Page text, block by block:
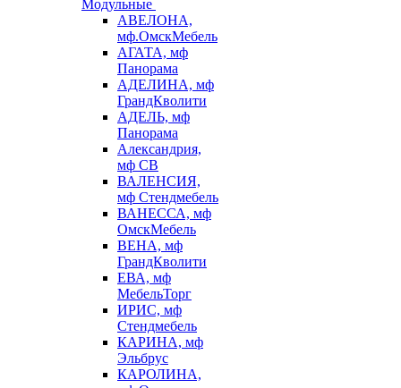
Модульные
АВЕЛОНА,
мф.ОмскМебель
АГАТА, мф
Панорама
АДЕЛИНА, мф
ГрандКволити
АДЕЛЬ, мф
Панорама
Александрия,
мф СВ
ВАЛЕНСИЯ,
мф Стендмебель
ВАНЕССА, мф
ОмскМебель
ВЕНА, мф
ГрандКволити
ЕВА, мф
МебельТорг
ИРИС, мф
Стендмебель
КАРИНА, мф
Эльбрус
КАРОЛИНА,